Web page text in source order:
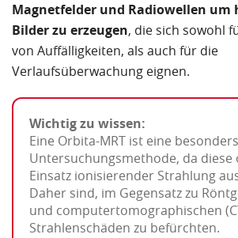
Magnetfelder und Radiowellen um
Bilder zu erzeugen, die sich sowohl
von Auffälligkeiten, als auch für die
Verlaufsüberwachung eignen.
Wichtig zu wissen:
Eine Orbita-MRT ist eine
Untersuchungsmethode, da diese
Einsatz ionisierender Strahlung
Daher sind, im Gegensatz zu
und computertomographischen
Strahlenschäden zu befürchten.